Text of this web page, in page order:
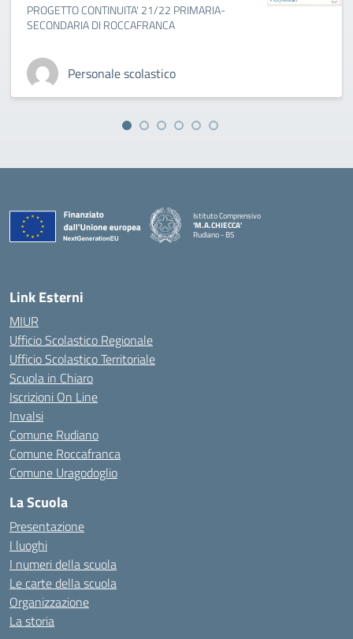
PROGETTO CONTINUITA' 21/22 PRIMARIA-
SECONDARIA DI ROCCAFRANCA
Personale scolastico
Istituto Comprensivo
'M.A.CHIECCA'
Rudiano - BS
Link Esterni
MIUR
Ufficio Scolastico Regionale
Ufficio Scolastico Territoriale
Scuola in Chiaro
Iscrizioni On Line
Invalsi
Comune Rudiano
Comune Roccafranca
Comune Uragodoglio
La Scuola
Presentazione
I luoghi
I numeri della scuola
Le carte della scuola
Organizzazione
La storia